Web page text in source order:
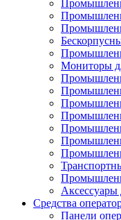
Мониторы
Средства
Панели